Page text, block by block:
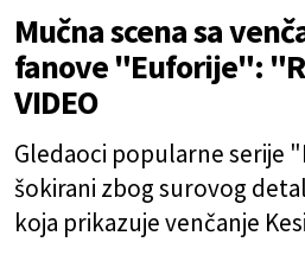
Mučna scena sa
fanove "Euforije":
VIDEO
Gledaoci popularne serije
šokirani zbog surovog
koja prikazuje venčanje